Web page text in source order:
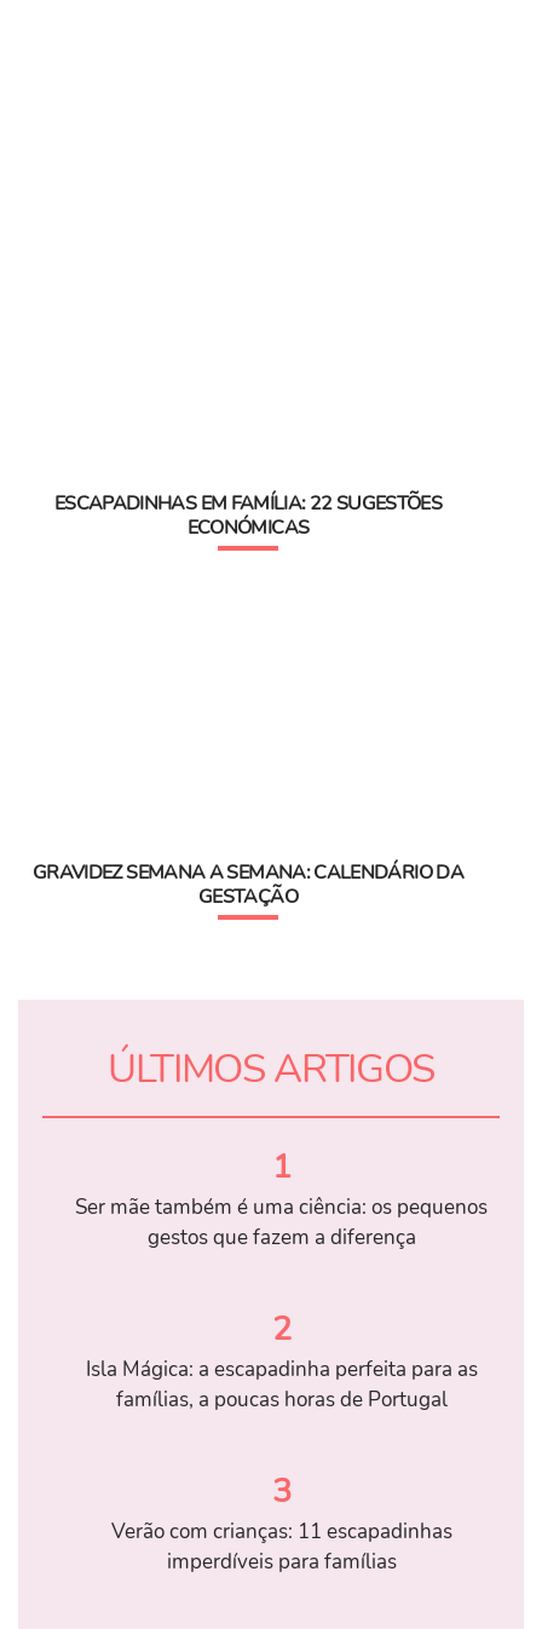
ESCAPADINHAS EM FAMÍLIA: 22 SUGESTÕES
ECONÓMICAS
GRAVIDEZ SEMANA A SEMANA: CALENDÁRIO DA
GESTAÇÃO
ÚLTIMOS ARTIGOS
1
Ser mãe também é uma ciência: os pequenos
gestos que fazem a diferença
2
Isla Mágica: a escapadinha perfeita para as
famílias, a poucas horas de Portugal
3
Verão com crianças: 11 escapadinhas
imperdíveis para famílias